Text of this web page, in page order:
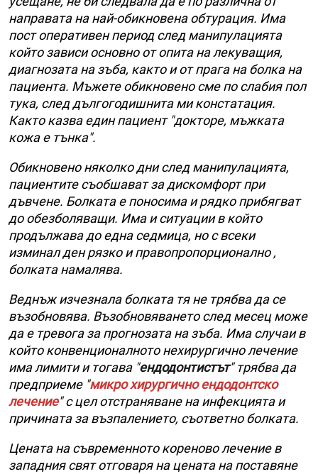
направата на най-обикновена обтурация. Има
пост оперативен период след манипулацията
който зависи основно от опита на лекуващия,
диагнозата на зъба, както и от прага на болка на
пациента. Мъжете обикновено сме по слабия пол
тука, след дългогодишнита ми констатация.
Както казва един пациент "докторе, мъжката
кожа е тънка".
Обикновено няколко дни след манипулацията,
пациентите съобшават за дискомфорт при
дъвчене. Болката е поносима и рядко прибягват
до обезболяващи. Има и ситуации в който
продължава до една седмица, но с всеки
изминал ден рязко и правопропорционално ,
болката намалява.
Веднъж изчезнала болката тя не трябва да се
възобновява. Възобновяването след месец може
да е тревога за прогнозата на зъба. Има случаи в
който конвенционалното нехирургично лечение
има лимити и тогава "ендодонтистът" трябва да
предприеме "микро хирургично ендодонтско
лечение" с цел отстраняване на инфекцията и
причината за възпалението, съответно болката.
Цената на съвременното кореново лечение в
западния свят отговаря на цената на поставяне